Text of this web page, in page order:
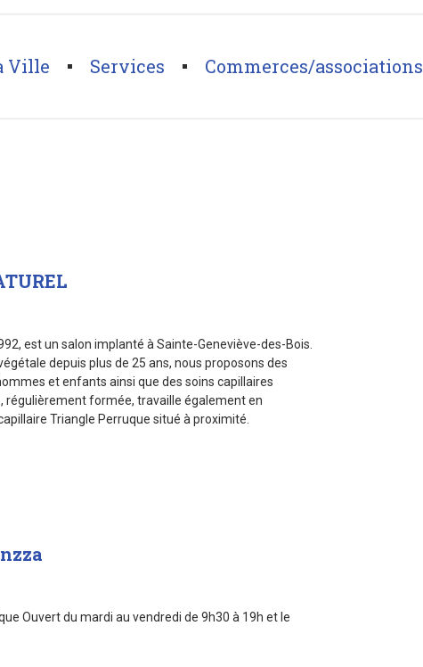
Ville Services Commerces/associations
est un salon implanté à Sainte-Geneviève-des-Bois.
depuis plus de 25 ans, nous proposons des
et enfants ainsi que des soins capillaires
régulièrement formée, travaille également en
Triangle Perruque situé à proximité.
Ouvert du mardi au vendredi de 9h30 à 19h et le